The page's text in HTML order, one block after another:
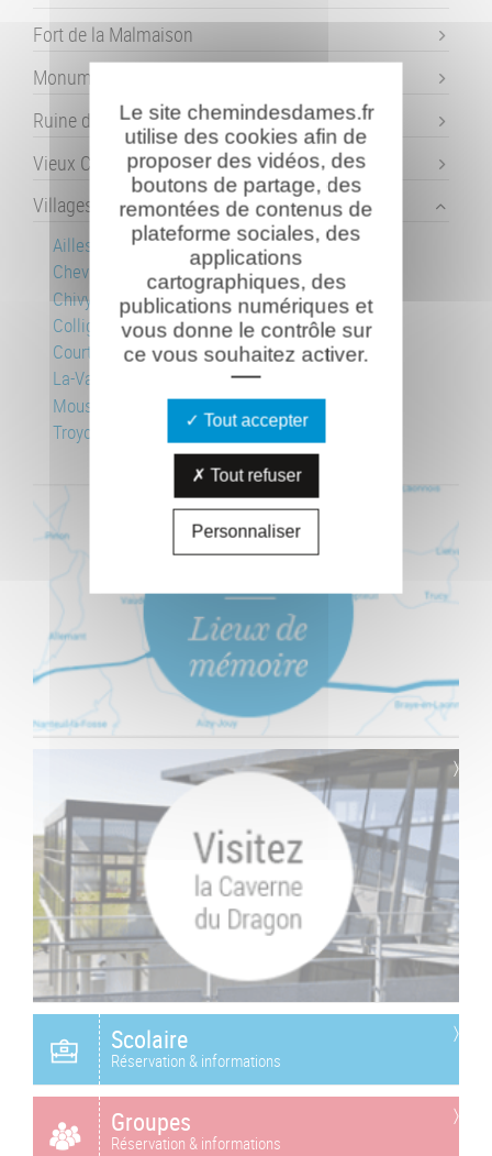
Fort de la Malmaison
Monument (détruit) d'Hurtebise
Ruine de l'abbaye de Vauclair
Vieux Craonne
Villages détruits
Ailles
Chevreux
Chivy
Colligis-Crandelain
Courtecon
La-Vallée-Foulon
Moussy-Verneuil
Troyon
Scolaire
Réservation & informations
Groupes
Réservation & informations
Le site chemindesdames.fr
utilise des cookies afin de
proposer des vidéos, des
boutons de partage, des
remontées de contenus de
plateforme sociales, des
applications
cartographiques, des
publications numériques et
vous donne le contrôle sur
ce vous souhaitez activer.
Tout accepter
Tout refuser
Personnaliser